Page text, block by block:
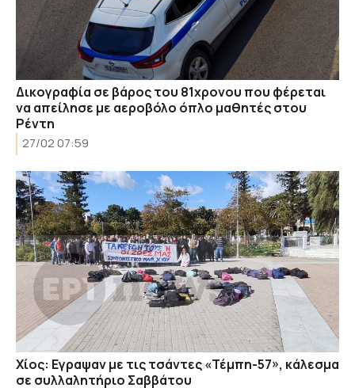
Δικογραφία σε βάρος του 81χρονου που φέρεται
να απείλησε με αεροβόλο όπλο μαθητές στου
Ρέντη
27/02 07:59
Χίος: Εγραψαν με τις τσάντες «Τέμπη-57», κάλεσμα
σε συλλαλητήριο Σαββάτου